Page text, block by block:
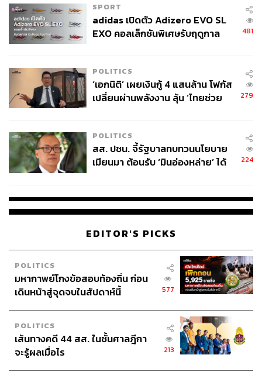
ฮเยริ นักแสดงสาววัย 26 ปี หนึ่งในสมาชิกวง Girl’s Day ที่
แฟนซีรีส์คุ้นหน้าคุ้นตาเธอเป็นอย่างดีจากซีรีส์Reply 1988
ในบท ด็อกซอน ซึ่งทำให้เธอคว้ารางวัลนักแสดงหญิงหน้า
ผลงานซีรีส์อย่างHyde Jekyll, Me,EntertainerและTwo
Cops
คิมซังกยอง นักแสดงชายวัย 48 ปี ที่มีผลงานการแสดง
ภาพยนตร์และซีรีส์มากมาย เช่นThe Discloser,The
Vanished,What Happens to My Family? The Crowned
Clown ฯลฯ
ภาพ: tvN 드라마(Drama) / Facebook
พิสูจน์อักษร: ลักษณ์นารา พักตร์เพียงจันทร์
อ้างอิง:
www.soompi.com/article/1321231wpp/girls-days-hye
SPORT
adidas เปิดตัว Adizero EVO SL
EXO คอลเล็กชันพิเศษรับฤดูกาล
481
POLITICS
‘เอกนิติ’ เผยเงินกู้ 4 แสนล้าน โฟกัส
เปลี่ยนผ่านพลังงาน ลุ้น ‘ไทยช่วย
279
POLITICS
สส. ปชน. จี้รัฐบาลทบทวนนโยบาย
เมียนมา ต้อนรับ ‘มินอ่องหล่าย’ ได้
224
EDITOR'S PICKS
POLITICS
มหากาพย์โกงข้อสอบท้องถิ่น ก่อน
เดินหน้าสู่จุดจบในสัปดาห์นี้
577
POLITICS
เส้นทางคดี 44 สส. ในชั้นศาลฎีกา
จะรู้ผลเมื่อไร
213